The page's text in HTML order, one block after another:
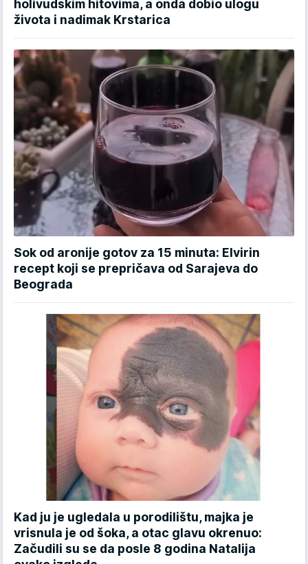
holivudskim hitovima, a onda dobio ulogu
života i nadimak Krstarica
Sok od aronije gotov za 15 minuta: Elvirin
recept koji se prepričava od Sarajeva do
Beograda
Kad ju je ugledala u porodilištu, majka je
vrisnula je od šoka, a otac glavu okrenuo:
Začudili su se da posle 8 godina Natalija